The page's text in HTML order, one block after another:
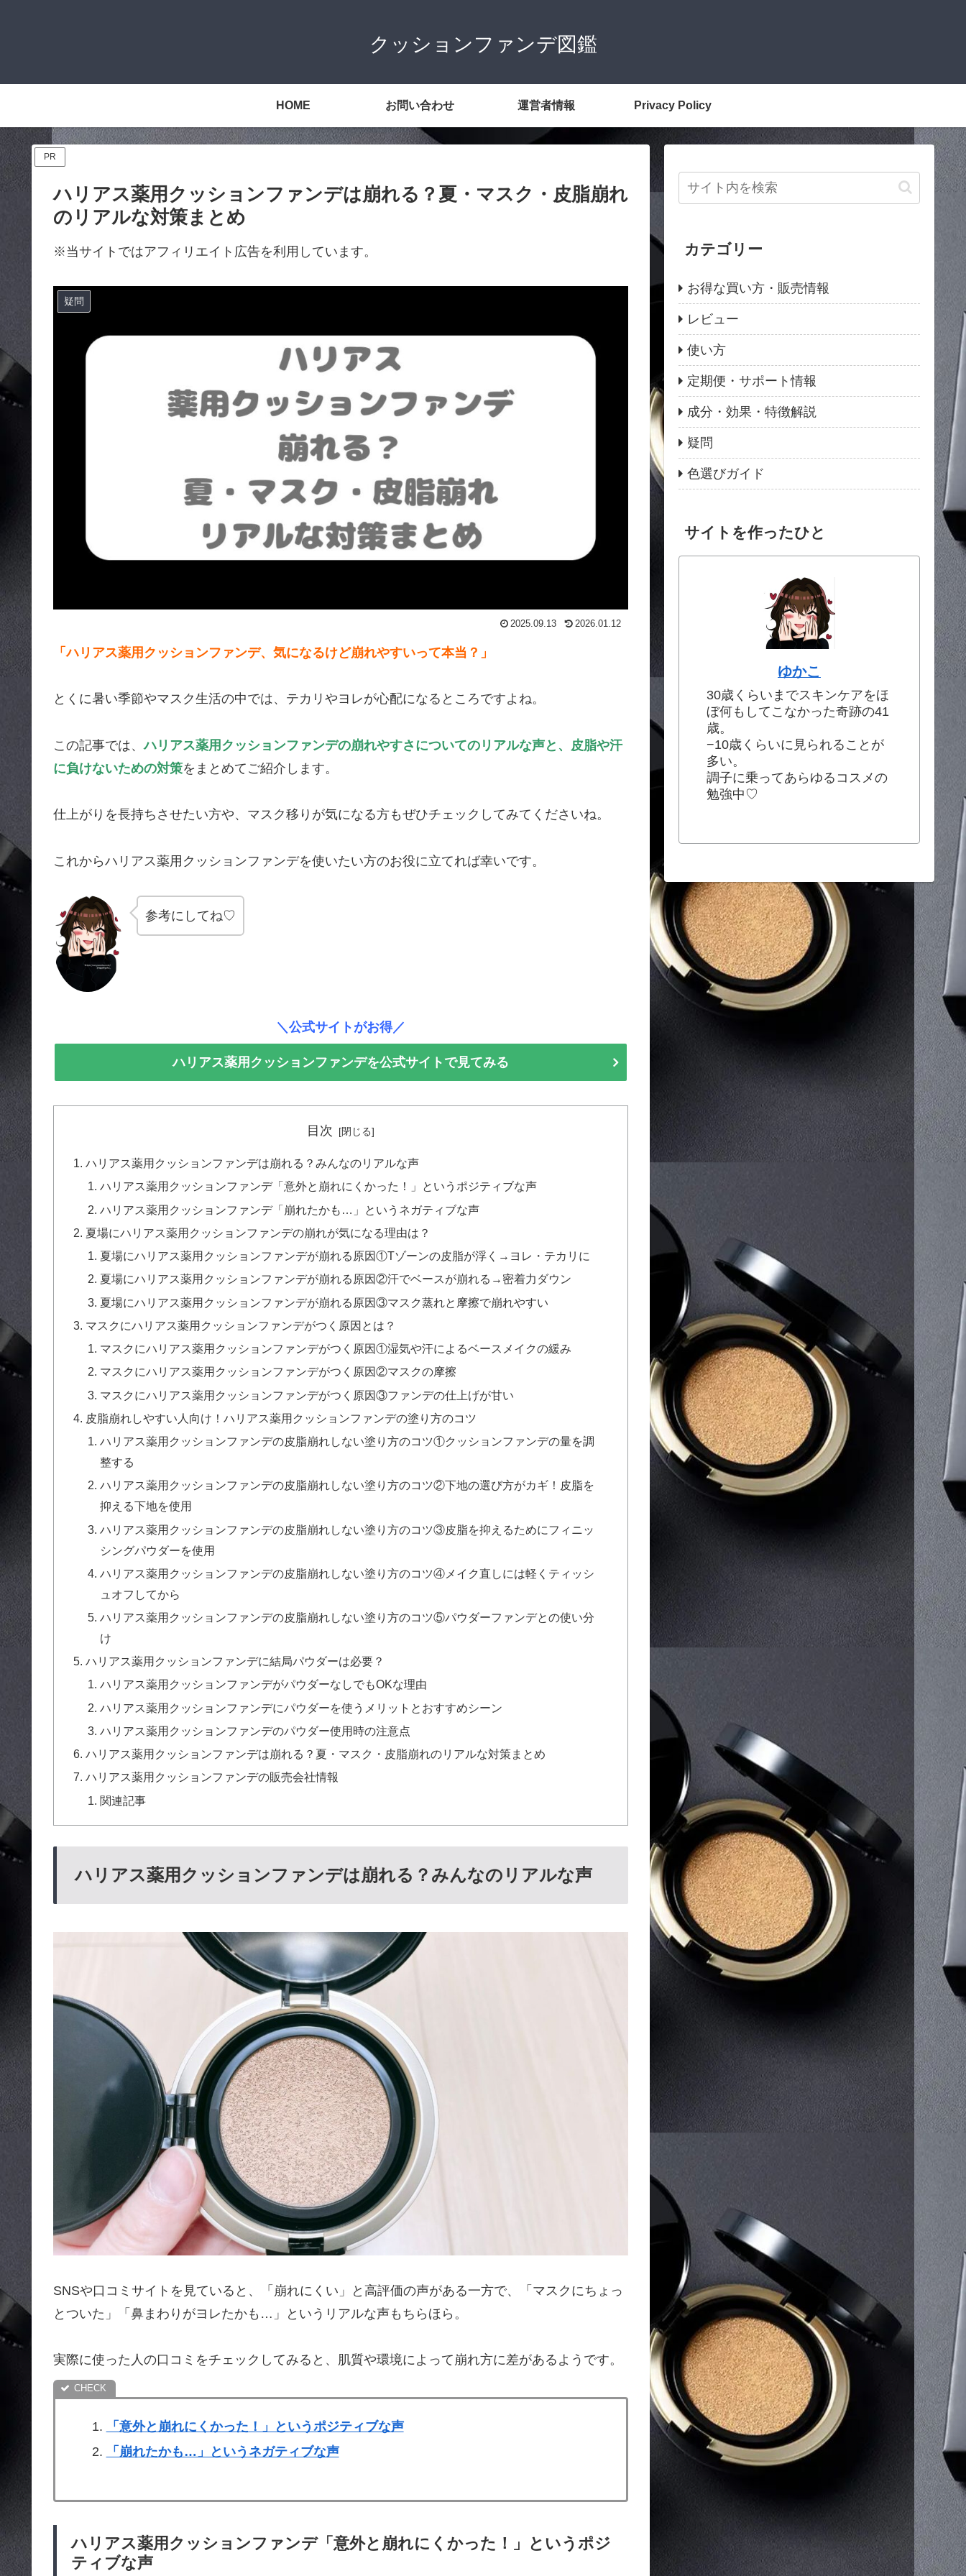
クッションファンデ図鑑
HOME お問い合わせ 運営者情報 Privacy Policy
PR
ハリアス薬用クッションファンデは崩れる？夏・マスク・皮脂崩れ
のリアルな対策まとめ
※当サイトではアフィリエイト広告を利用しています。
疑問
2025.09.13 2026.01.12
「ハリアス薬用クッションファンデ、気になるけど崩れやすいって本当？」
とくに暑い季節やマスク生活の中では、テカリやヨレが心配になるところですよね。
この記事では、ハリアス薬用クッションファンデの崩れやすさについてのリアルな声と、皮脂や汗
に負けないための対策をまとめてご紹介します。
仕上がりを長持ちさせたい方や、マスク移りが気になる方もぜひチェックしてみてくださいね。
これからハリアス薬用クッションファンデを使いたい方のお役に立てれば幸いです。
参考にしてね♡
＼公式サイトがお得／
ハリアス薬用クッションファンデを公式サイトで見てみる
目次
ハリアス薬用クッションファンデは崩れる？みんなのリアルな声
ハリアス薬用クッションファンデ「意外と崩れにくかった！」というポジティブな声
ハリアス薬用クッションファンデ「崩れたかも…」というネガティブな声
夏場にハリアス薬用クッションファンデの崩れが気になる理由は？
夏場にハリアス薬用クッションファンデが崩れる原因①Tゾーンの皮脂が浮く→ヨレ・テカリに
夏場にハリアス薬用クッションファンデが崩れる原因②汗でベースが崩れる→密着力ダウン
夏場にハリアス薬用クッションファンデが崩れる原因③マスク蒸れと摩擦で崩れやすい
マスクにハリアス薬用クッションファンデがつく原因とは？
マスクにハリアス薬用クッションファンデがつく原因①湿気や汗によるベースメイクの緩み
マスクにハリアス薬用クッションファンデがつく原因②マスクの摩擦
マスクにハリアス薬用クッションファンデがつく原因③ファンデの仕上げが甘い
皮脂崩れしやすい人向け！ハリアス薬用クッションファンデの塗り方のコツ
ハリアス薬用クッションファンデの皮脂崩れしない塗り方のコツ①クッションファンデの量を調
整する
ハリアス薬用クッションファンデの皮脂崩れしない塗り方のコツ②下地の選び方がカギ！皮脂を
抑える下地を使用
ハリアス薬用クッションファンデの皮脂崩れしない塗り方のコツ③皮脂を抑えるためにフィニッ
シングパウダーを使用
ハリアス薬用クッションファンデの皮脂崩れしない塗り方のコツ④メイク直しには軽くティッシ
ュオフしてから
ハリアス薬用クッションファンデの皮脂崩れしない塗り方のコツ⑤パウダーファンデとの使い分
け
ハリアス薬用クッションファンデに結局パウダーは必要？
ハリアス薬用クッションファンデがパウダーなしでもOKな理由
ハリアス薬用クッションファンデにパウダーを使うメリットとおすすめシーン
ハリアス薬用クッションファンデのパウダー使用時の注意点
ハリアス薬用クッションファンデは崩れる？夏・マスク・皮脂崩れのリアルな対策まとめ
ハリアス薬用クッションファンデの販売会社情報
関連記事
ハリアス薬用クッションファンデは崩れる？みんなのリアルな声
SNSや口コミサイトを見ていると、「崩れにくい」と高評価の声がある一方で、「マスクにちょっ
とついた」「鼻まわりがヨレたかも…」というリアルな声もちらほら。
実際に使った人の口コミをチェックしてみると、肌質や環境によって崩れ方に差があるようです。
「意外と崩れにくかった！」というポジティブな声
「崩れたかも…」というネガティブな声
ハリアス薬用クッションファンデ「意外と崩れにくかった！」というポジ
ティブな声
カテゴリー
お得な買い方・販売情報
レビュー
使い方
定期便・サポート情報
成分・効果・特徴解説
疑問
色選びガイド
サイトを作ったひと
ゆかこ
30歳くらいまでスキンケアをほ
ぼ何もしてこなかった奇跡の41
歳。
−10歳くらいに見られることが
多い。
調子に乗ってあらゆるコスメの
勉強中♡